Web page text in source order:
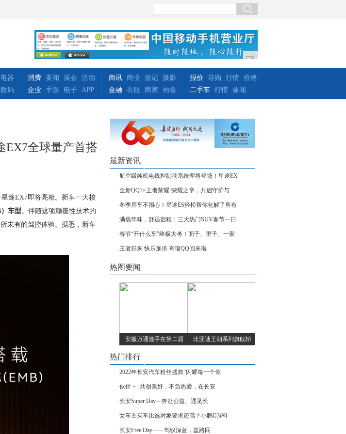
广告
电器
数码
消费 要闻 展会
活动
企业
手游 电子 APP
商讯 商业 游记 摄影
金融
衣服 商家 画妆
报价 导购 行情 价格
二手车 行情 要闻
EX7全球量产首搭
途EX7即将亮相。新车一大核
车型。伴随这项颠覆性技术的
未有的驾控体验。据悉，新车
最新资讯
航空级纯机电线控制动系统即将登场！星途EX
全新QQ3×王者荣耀·荣耀之章，共启守护与
冬季用车不闹心！星途ES轻松帮你化解了所有
满载年味，舒适启程：三大热门SUV春节一日
春节“开什么车”终极大考！面子、里子、一家
王者归来 快乐加倍 奇瑞QQ回来啦
热图要闻
安徽万通选手在第二届 比亚迪王朝系列旗舰轿
热门排行
2022年长安汽车粉丝盛典“闪耀每一个你
伙伴 + | 共创美好，不负热爱，在长安
长安Super Day—奔赴公益、遇见长
女车主买车比选对象要求还高？小鹏G3i和
长安Free Day——驾驭深蓝，益路同